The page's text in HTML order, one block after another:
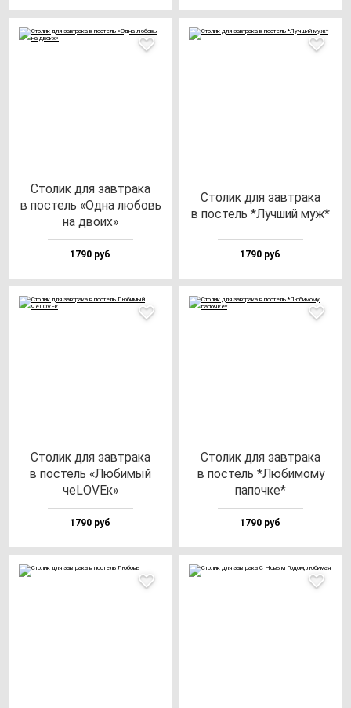
Сто­лик для зав­тра­ка
в пос­тель «Одна лю­бовь
на дво­их»
1790 руб
Сто­лик для зав­тра­ка
в пос­тель *Луч­ший муж*
1790 руб
Сто­лик для зав­тра­ка
в пос­тель «Люби­мый
чеLOVEк»
1790 руб
Сто­лик для зав­тра­ка
в пос­тель *Люби­мо­му
па­поч­ке*
1790 руб